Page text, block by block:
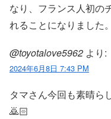
なり、フランス人初の
れることになりました。
@toyotalove5962 より:
2024年6月8日 7:43 PM
タマさん今回も素晴ら
🙇🏻